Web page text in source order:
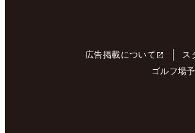
広告掲載について ス
ゴルフ場